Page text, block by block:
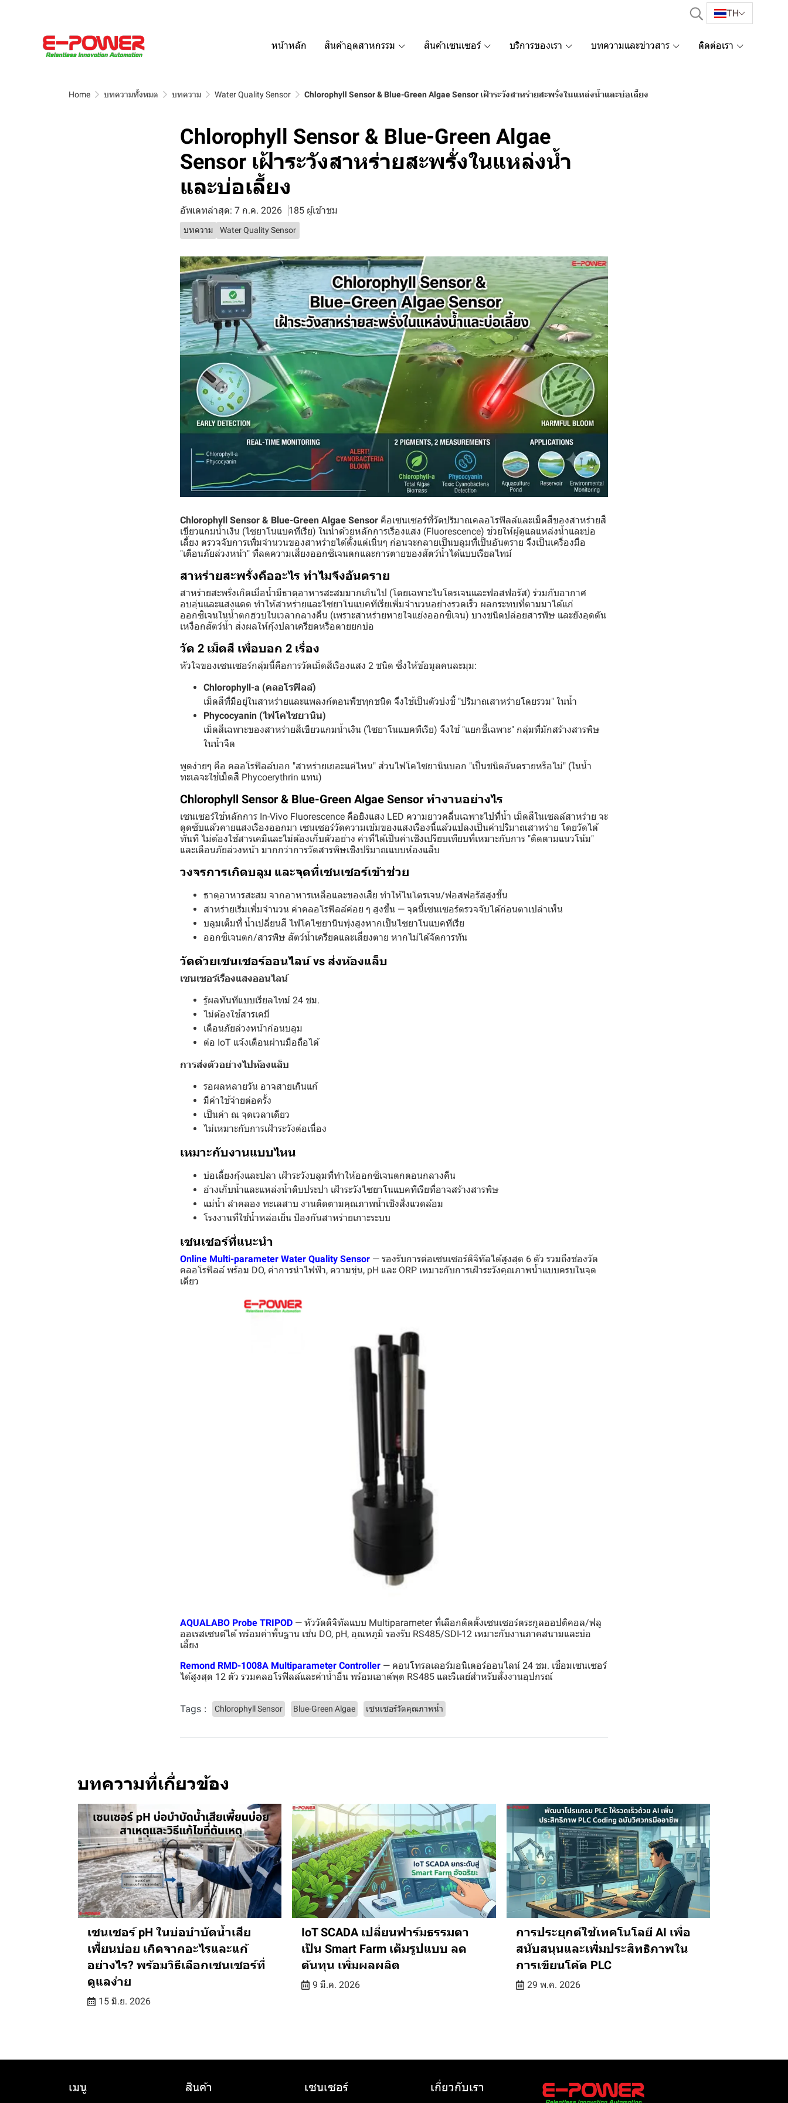
TH
หน้าหลัก สินค้าอุตสาหกรรม สินค้าเซนเซอร์ บริการของเรา บทความและข่าวสาร ติดต่อเรา
Home บทความทั้งหมด บทความ Water Quality Sensor Chlorophyll Sensor & Blue-Green Algae Sensor เฝ้าระวังสาหร่ายสะพรั่งในแหล่งน้ำและบ่อเลี้ยง
Chlorophyll Sensor & Blue-Green Algae
Sensor เฝ้าระวังสาหร่ายสะพรั่งในแหล่งน้ำ
และบ่อเลี้ยง
อัพเดทล่าสุด: 7 ก.ค. 2026 185 ผู้เข้าชม
บทความ Water Quality Sensor
Chlorophyll Sensor & Blue-Green Algae Sensor คือเซนเซอร์ที่วัดปริมาณคลอโรฟิลล์และเม็ดสีของสาหร่ายสี
เขียวแกมน้ำเงิน (ไซยาโนแบคทีเรีย) ในน้ำด้วยหลักการเรืองแสง (Fluorescence) ช่วยให้ผู้ดูแลแหล่งน้ำและบ่อ
เลี้ยง ตรวจจับการเพิ่มจำนวนของสาหร่ายได้ตั้งแต่เนิ่นๆ ก่อนจะกลายเป็นบลูมที่เป็นอันตราย จึงเป็นเครื่องมือ
"เตือนภัยล่วงหน้า" ที่ลดความเสี่ยงออกซิเจนตกและการตายของสัตว์น้ำได้แบบเรียลไทม์
สาหร่ายสะพรั่งคืออะไร ทำไมจึงอันตราย
สาหร่ายสะพรั่งเกิดเมื่อน้ำมีธาตุอาหารสะสมมากเกินไป (โดยเฉพาะไนโตรเจนและฟอสฟอรัส) ร่วมกับอากาศ
อบอุ่นและแสงแดด ทำให้สาหร่ายและไซยาโนแบคทีเรียเพิ่มจำนวนอย่างรวดเร็ว ผลกระทบที่ตามมาได้แก่
ออกซิเจนในน้ำตกฮวบในเวลากลางคืน (เพราะสาหร่ายหายใจแย่งออกซิเจน) บางชนิดปล่อยสารพิษ และยังอุดตัน
เหงือกสัตว์น้ำ ส่งผลให้กุ้งปลาเครียดหรือตายยกบ่อ
วัด 2 เม็ดสี เพื่อบอก 2 เรื่อง
หัวใจของเซนเซอร์กลุ่มนี้คือการวัดเม็ดสีเรืองแสง 2 ชนิด ซึ่งให้ข้อมูลคนละมุม:
Chlorophyll-a (คลอโรฟิลล์)
เม็ดสีที่มีอยู่ในสาหร่ายและแพลงก์ตอนพืชทุกชนิด จึงใช้เป็นตัวบ่งชี้ "ปริมาณสาหร่ายโดยรวม" ในน้ำ
Phycocyanin (ไฟโคไซยานิน)
เม็ดสีเฉพาะของสาหร่ายสีเขียวแกมน้ำเงิน (ไซยาโนแบคทีเรีย) จึงใช้ "แยกชี้เฉพาะ" กลุ่มที่มักสร้างสารพิษ
ในน้ำจืด
พูดง่ายๆ คือ คลอโรฟิลล์บอก "สาหร่ายเยอะแค่ไหน" ส่วนไฟโคไซยานินบอก "เป็นชนิดอันตรายหรือไม่" (ในน้ำ
ทะเลจะใช้เม็ดสี Phycoerythrin แทน)
Chlorophyll Sensor & Blue-Green Algae Sensor ทำงานอย่างไร
เซนเซอร์ใช้หลักการ In-Vivo Fluorescence คือยิงแสง LED ความยาวคลื่นเฉพาะไปที่น้ำ เม็ดสีในเซลล์สาหร่าย จะ
ดูดซับแล้วคายแสงเรืองออกมา เซนเซอร์วัดความเข้มของแสงเรืองนี้แล้วแปลงเป็นค่าปริมาณสาหร่าย โดยวัดได้
ทันที ไม่ต้องใช้สารเคมีและไม่ต้องเก็บตัวอย่าง ค่าที่ได้เป็นค่าเชิงเปรียบเทียบที่เหมาะกับการ "ติดตามแนวโน้ม"
และเตือนภัยล่วงหน้า มากกว่าการวัดสารพิษเชิงปริมาณแบบห้องแล็บ
วงจรการเกิดบลูม และจุดที่เซนเซอร์เข้าช่วย
ธาตุอาหารสะสม จากอาหารเหลือและของเสีย ทำให้ไนโตรเจน/ฟอสฟอรัสสูงขึ้น
สาหร่ายเริ่มเพิ่มจำนวน ค่าคลอโรฟิลล์ค่อย ๆ สูงขึ้น — จุดนี้เซนเซอร์ตรวจจับได้ก่อนตาเปล่าเห็น
บลูมเต็มที่ น้ำเปลี่ยนสี ไฟโคไซยานินพุ่งสูงหากเป็นไซยาโนแบคทีเรีย
ออกซิเจนตก/สารพิษ สัตว์น้ำเครียดและเสี่ยงตาย หากไม่ได้จัดการทัน
วัดด้วยเซนเซอร์ออนไลน์ vs ส่งห้องแล็บ
เซนเซอร์เรืองแสงออนไลน์
รู้ผลทันทีแบบเรียลไทม์ 24 ชม.
ไม่ต้องใช้สารเคมี
เตือนภัยล่วงหน้าก่อนบลูม
ต่อ IoT แจ้งเตือนผ่านมือถือได้
การส่งตัวอย่างไปห้องแล็บ
รอผลหลายวัน อาจสายเกินแก้
มีค่าใช้จ่ายต่อครั้ง
เป็นค่า ณ จุดเวลาเดียว
ไม่เหมาะกับการเฝ้าระวังต่อเนื่อง
เหมาะกับงานแบบไหน
บ่อเลี้ยงกุ้งและปลา เฝ้าระวังบลูมที่ทำให้ออกซิเจนตกตอนกลางคืน
อ่างเก็บน้ำและแหล่งน้ำดิบประปา เฝ้าระวังไซยาโนแบคทีเรียที่อาจสร้างสารพิษ
แม่น้ำ ลำคลอง ทะเลสาบ งานติดตามคุณภาพน้ำเชิงสิ่งแวดล้อม
โรงงานที่ใช้น้ำหล่อเย็น ป้องกันสาหร่ายเกาะระบบ
เซนเซอร์ที่แนะนำ
Online Multi-parameter Water Quality Sensor — รองรับการต่อเซนเซอร์ดิจิทัลได้สูงสุด 6 ตัว รวมถึงช่องวัด
คลอโรฟิลล์ พร้อม DO, ค่าการนำไฟฟ้า, ความขุ่น, pH และ ORP เหมาะกับการเฝ้าระวังคุณภาพน้ำแบบครบในจุด
เดียว
AQUALABO Probe TRIPOD — หัววัดดิจิทัลแบบ Multiparameter ที่เลือกติดตั้งเซนเซอร์ตระกูลออปติคอล/ฟลู
ออเรสเซนต์ได้ พร้อมค่าพื้นฐาน เช่น DO, pH, อุณหภูมิ รองรับ RS485/SDI-12 เหมาะกับงานภาคสนามและบ่อ
เลี้ยง
Remond RMD-1008A Multiparameter Controller — คอนโทรลเลอร์มอนิเตอร์ออนไลน์ 24 ชม. เชื่อมเซนเซอร์
ได้สูงสุด 12 ตัว รวมคลอโรฟิลล์และค่าน้ำอื่น พร้อมเอาต์พุต RS485 และรีเลย์สำหรับสั่งงานอุปกรณ์
Tags : Chlorophyll Sensor Blue-Green Algae เซนเซอร์วัดคุณภาพน้ำ
บทความที่เกี่ยวข้อง
เซนเซอร์ pH ในบ่อบำบัดน้ำเสีย
เพี้ยนบ่อย เกิดจากอะไรและแก้
อย่างไร? พร้อมวิธีเลือกเซนเซอร์ที่
ดูแลง่าย
15 มิ.ย. 2026
IoT SCADA เปลี่ยนฟาร์มธรรมดา
เป็น Smart Farm เต็มรูปแบบ ลด
ต้นทุน เพิ่มผลผลิต
9 มี.ค. 2026
การประยุกต์ใช้เทคโนโลยี AI เพื่อ
สนับสนุนและเพิ่มประสิทธิภาพใน
การเขียนโค้ด PLC
29 พ.ค. 2026
เมนู สินค้า เซนเซอร์ เกี่ยวกับเรา